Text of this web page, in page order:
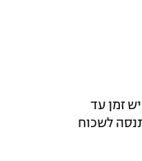
זמן עד
מול אתלטיקו מדריד (שבת, 17:00) כשזו תנסה לשכוח